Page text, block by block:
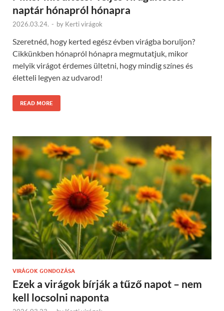
naptár hónapról hónapra
2026.03.24. - by Kerti virágok
Szeretnéd, hogy kerted egész évben virágba boruljon?
Cikkünkben hónapról hónapra megmutatjuk, mikor
melyik virágot érdemes ültetni, hogy mindig színes és
életteli legyen az udvarod!
READ MORE
VIRÁGOK GONDOZÁSA
Ezek a virágok bírják a tűző napot – nem
kell locsolni naponta